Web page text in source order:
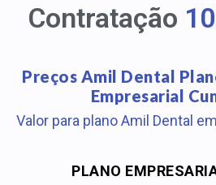
Contratação
Preços Amil Dental
Empresarial
Valor para plano Amil Dental
PLANO